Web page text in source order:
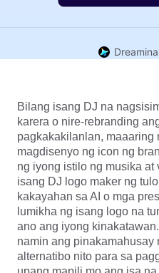
Dreamina
Bilang isang DJ na
karera o nire-rebranding
pagkakakilanlan, maaaring
magdisenyo ng icon ng
ng iyong istilo ng musika
isang DJ logo maker ng
kakayahan sa AI o mga
lumikha ng isang logo na
ano ang iyong
namin ang pinakamahusay
alternatibo nito para sa